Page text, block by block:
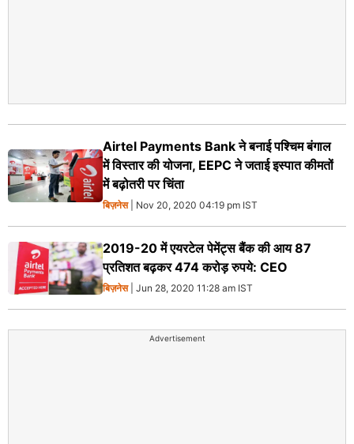
Airtel Payments Bank ने बनाई पश्चिम बंगाल
में विस्‍तार की योजना, EEPC ने जताई इस्पात कीमतों
में बढ़ोतरी पर चिंता
बिज़नेस| Nov 20, 2020 04:19 pm IST
2019-20 में एयरटेल पेमेंट्स बैंक की आय 87
प्रतिशत बढ़कर 474 करोड़ रुपये: CEO
बिज़नेस| Jun 28, 2020 11:28 am IST
Advertisement